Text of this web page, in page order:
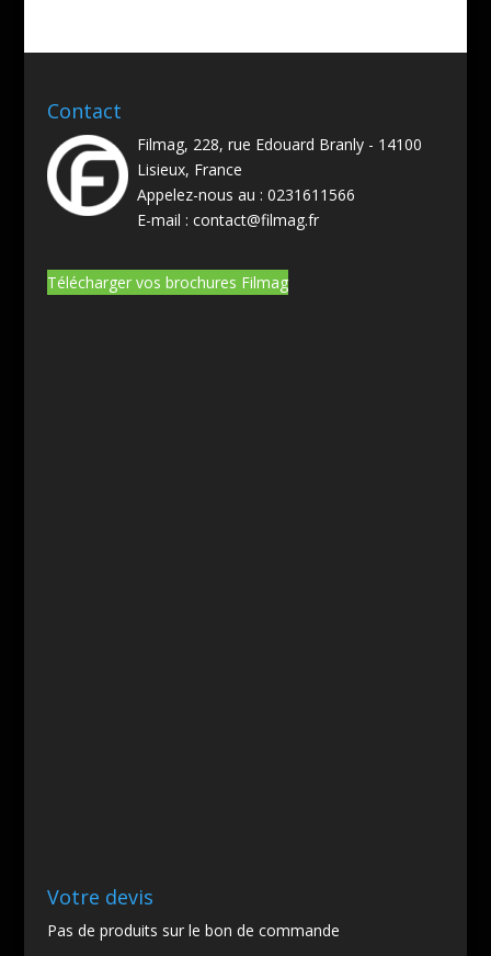
Contact
Filmag, 228, rue Edouard Branly - 14100
Lisieux, France
Appelez-nous au : 0231611566
E-mail : contact@filmag.fr
Télécharger vos brochures Filmag
Votre devis
Pas de produits sur le bon de commande